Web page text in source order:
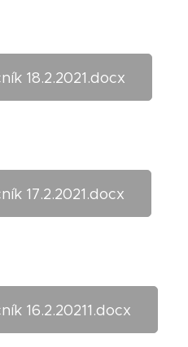
18.2.2021.docx
17.2.2021.docx
16.2.20211.docx